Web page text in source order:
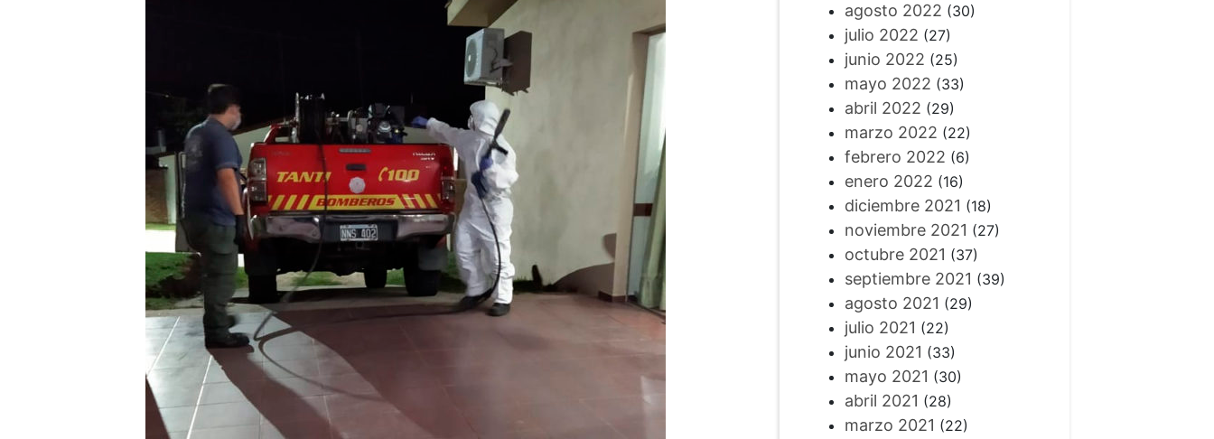
agosto 2022 (30)
julio 2022 (27)
junio 2022 (25)
mayo 2022 (33)
abril 2022 (29)
marzo 2022 (22)
febrero 2022 (6)
enero 2022 (16)
diciembre 2021 (18)
noviembre 2021 (27)
octubre 2021 (37)
septiembre 2021 (39)
agosto 2021 (29)
julio 2021 (22)
junio 2021 (33)
mayo 2021 (30)
abril 2021 (28)
marzo 2021 (22)